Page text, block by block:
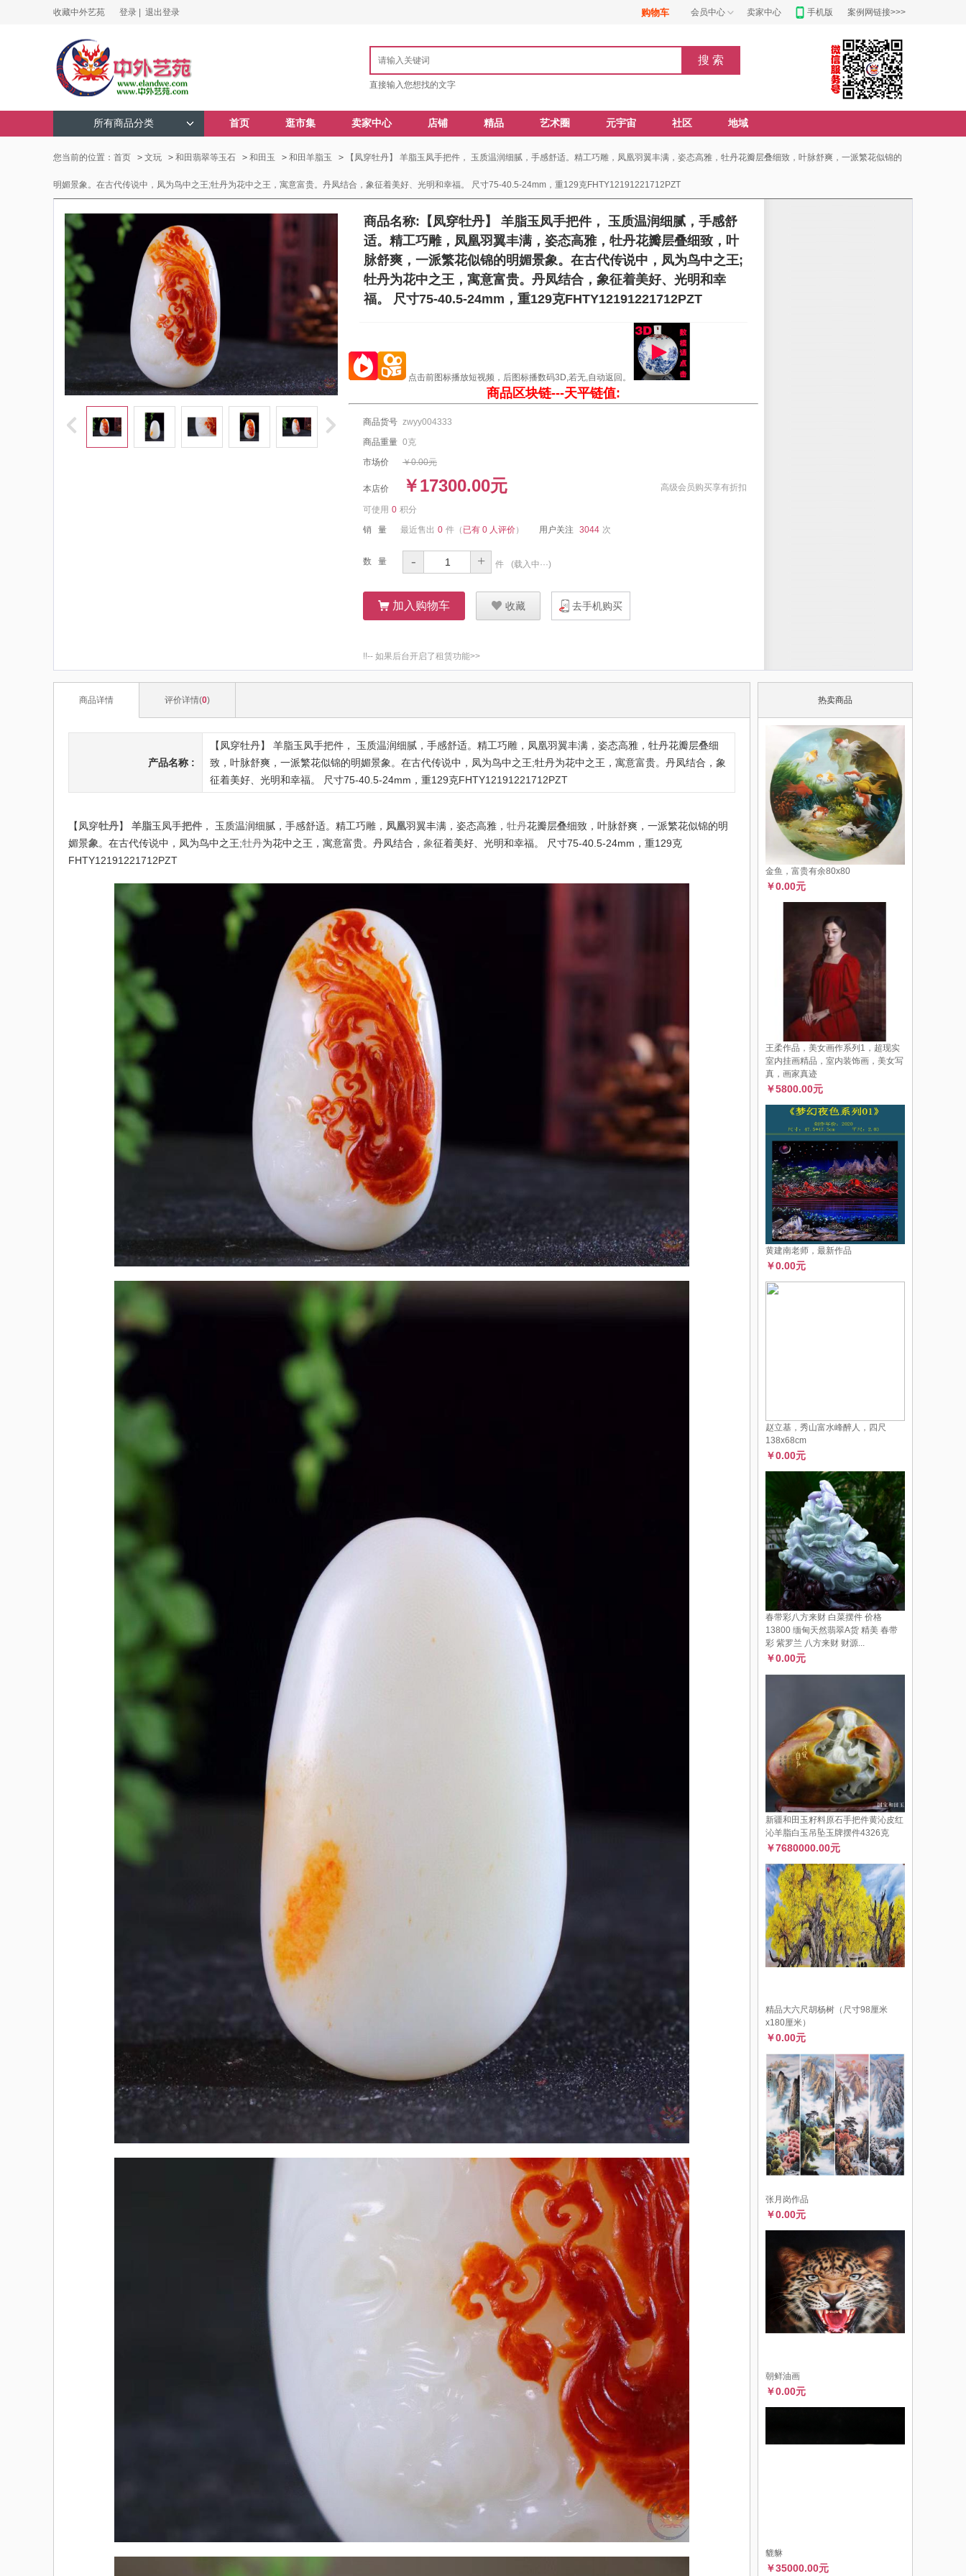
收藏中外艺苑 登录 | 退出登录 购物车 会员中心 卖家中心 手机版 案例网链接>>>
直接输入您想找的文字
所有商品分类 首页 逛市集 卖家中心 店铺 精品 艺术圈 元宇宙 社区 地域
您当前的位置： 首页 > 文玩 > 和田翡翠等玉石 > 和田玉 > 和田羊脂玉 > 【凤穿牡丹】 羊脂玉凤手把件， 玉质温润细腻，手感舒适。精工巧雕，凤凰羽翼丰满，姿态高雅，牡丹花瓣层叠细致，叶脉舒爽，一派繁花似锦的
明媚景象。在古代传说中，凤为鸟中之王;牡丹为花中之王，寓意富贵。丹凤结合，象征着美好、光明和幸福。 尺寸75-40.5-24mm，重129克FHTY12191221712PZT
商品名称:【凤穿牡丹】 羊脂玉凤手把件， 玉质温润细腻，手感舒
适。精工巧雕，凤凰羽翼丰满，姿态高雅，牡丹花瓣层叠细致，叶
脉舒爽，一派繁花似锦的明媚景象。在古代传说中，凤为鸟中之王;
牡丹为花中之王，寓意富贵。丹凤结合，象征着美好、光明和幸
福。 尺寸75-40.5-24mm，重129克FHTY12191221712PZT
点击前图标播放短视频，后图标播数码3D,若无,自动返回。
商品区块链---天平链值:
商品货号 zwyy004333
商品重量 0克
市场价
￥0.00元
本店价 ￥17300.00元 高级会员购买享有折扣
可使用 0 积分
销 量
最近售出 0 件 （ 已有 0 人评价） 用户关注 3044 次
数 量 - + 件 (载入中···)
ŭ 加入购物车 Ū 收藏 去手机购买
!!-- 如果后台开启了租赁功能>>
商品详情 评价详情(0)
产品名称 :
【凤穿牡丹】 羊脂玉凤手把件， 玉质温润细腻，手感舒适。精工巧雕，凤凰羽翼丰满，姿态高雅，牡丹花瓣层叠细
致，叶脉舒爽，一派繁花似锦的明媚景象。在古代传说中，凤为鸟中之王;牡丹为花中之王，寓意富贵。丹凤结合，象
征着美好、光明和幸福。 尺寸75-40.5-24mm，重129克FHTY12191221712PZT
【凤穿牡丹】 羊脂玉凤手把件 ， 玉质温润细腻，手感舒适。精工巧雕， 凤凰羽翼丰满，姿态高雅， 牡丹花瓣层叠细致，叶脉舒爽，一派繁花似锦的明
媚景象。在古代传说中，凤为鸟中之王;牡丹为花中之王，寓意富贵。丹凤结合， 象征着美好、光明和幸福。 尺寸75-40.5-24mm，重129克
FHTY12191221712PZT
热卖商品
金鱼，富贵有余80x80
￥0.00元
王柔作品，美女画作系列1，超现实
室内挂画精品，室内装饰画，美女写
真，画家真迹
￥5800.00元
黄建南老师，最新作品
￥0.00元
赵立基，秀山富水峰醉人，四尺
138x68cm
￥0.00元
春带彩八方来财 白菜摆件 价格
13800 缅甸天然翡翠A货 精美 春带
彩 紫罗兰 八方来财 财源...
￥0.00元
新疆和田玉籽料原石手把件黄沁皮红
沁羊脂白玉吊坠玉牌摆件4326克
￥7680000.00元
精品大六尺胡杨树（尺寸98厘米
x180厘米）
￥0.00元
张月岗作品
￥0.00元
朝鲜油画
￥0.00元
貔貅
￥35000.00元